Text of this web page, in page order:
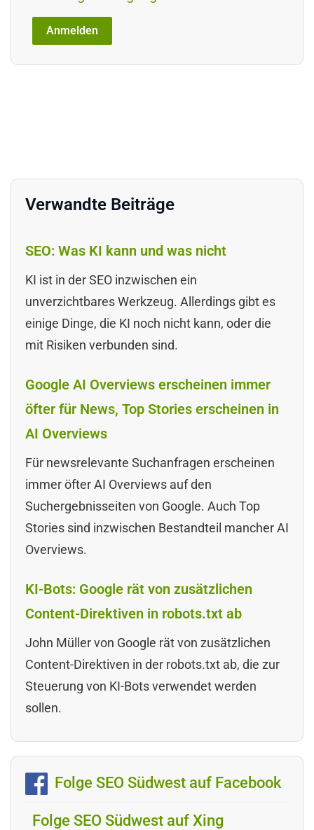
Verwandte Beiträge
SEO: Was KI kann und was nicht
KI ist in der SEO inzwischen ein
unverzichtbares Werkzeug. Allerdings gibt es
einige Dinge, die KI noch nicht kann, oder die
mit Risiken verbunden sind.
Google AI Overviews erscheinen immer
öfter für News, Top Stories erscheinen in
AI Overviews
Für newsrelevante Suchanfragen erscheinen
immer öfter AI Overviews auf den
Suchergebnisseiten von Google. Auch Top
Stories sind inzwischen Bestandteil mancher AI
Overviews.
KI-Bots: Google rät von zusätzlichen
Content-Direktiven in robots.txt ab
John Müller von Google rät von zusätzlichen
Content-Direktiven in der robots.txt ab, die zur
Steuerung von KI-Bots verwendet werden
sollen.
Folge SEO Südwest auf Facebook
Folge SEO Südwest auf Xing